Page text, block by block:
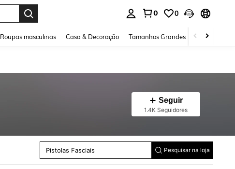
0 0
Roupas masculinas Casa & Decoração Tamanhos Grandes Joias e
Seguir
1.4K Seguidores
Máquinas De Cortar Cabelo
Ferramentas Rotativas
Máquinas Cortadas
Pistolas Fasciais
Capa De Chuva
Aparelhos E Suportes Do Corpo
Pesquisar na loja